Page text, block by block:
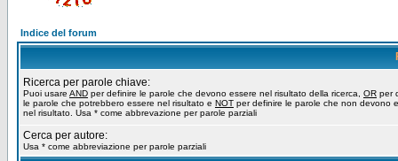
Indice del forum
Ricerca per parole chiave:
Puoi usare AND per definire le parole che devono essere nel risultato della ricerca, OR per
le parole che potrebbero essere nel risultato e NOT per definire le parole che non devono
nel risultato. Usa * come abbrevazione per parole parziali
Cerca per autore:
Usa * come abbreviazione per parole parziali